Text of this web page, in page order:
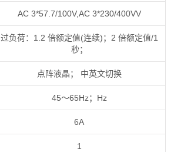
AC 3*57.7/100V,AC 3*230/400VV
过负荷：1.2 倍额定值(连续)；2 倍额定值/1
秒；
点阵液晶； 中英文切换
45～65Hz；Hz
6A
1